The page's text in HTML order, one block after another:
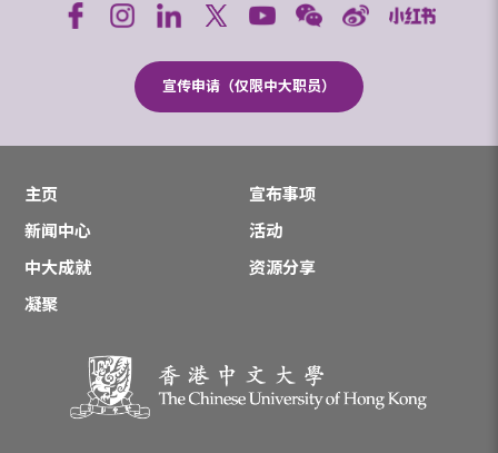
宣传申请（仅限中大职员）
主页
宣布事项
新闻中心
活动
中大成就
资源分享
凝聚